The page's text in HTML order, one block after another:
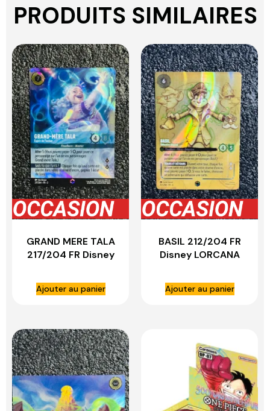
PRODUITS SIMILAIRES
GRAND MERE TALA
217/204 FR Disney
Ajouter au panier
BASIL 212/204 FR
Disney LORCANA
Ajouter au panier